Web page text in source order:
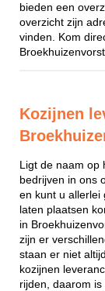
bieden een
overzicht zijn
vinden. Kom
Kozijnen
Ligt de naam op
bedrijven in ons
en kunt u allerlei
laten plaatsen
in
zijn er
staan er niet
kozijnen
rijden, daarom